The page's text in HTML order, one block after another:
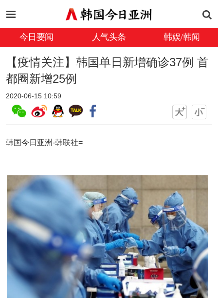
今日要闻 人气头条 韩娱/韩闻
【疫情关注】韩国单日新增确诊37例 首
都圈新增25例
2020-06-15 10:59
韩国今日亚洲-韩联社=